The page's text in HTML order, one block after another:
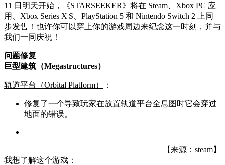
11 日明天开始，
《STARSEEKER》 将在 Steam、Xbox PC 应
用、Xbox Series X|S、PlayStation 5 和 Nintendo Switch 2 上同
步发售！也许你可以穿上你的游戏周边来纪念这一时刻，并与
我们一同庆祝！
问题修复
巨型建筑（Megastructures）
轨道平台（Orbital Platform） ：
修复了一个导致玩家在放置轨道平台全息图时它会穿过
地面的错误。
【来源：steam】
我想了解这个游戏：